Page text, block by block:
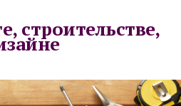
строительстве,